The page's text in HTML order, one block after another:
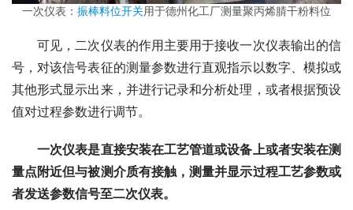
一次仪表： 振棒料位开关用于德州化工厂测量聚丙烯腈干粉料位
可见，二次仪表的作用主要用于接收一次仪表输出的信
号，对该信号表征的测量参数进行直观指示以数字、模拟或
其他形式显示出来，并进行记录和分析处理，或者根据预设
值对过程参数进行调节。
一次仪表是直接安装在工艺管道或设备上或者安装在测
量点附近但与被测介质有接触，测量并显示过程工艺参数或
者发送参数信号至二次仪表。